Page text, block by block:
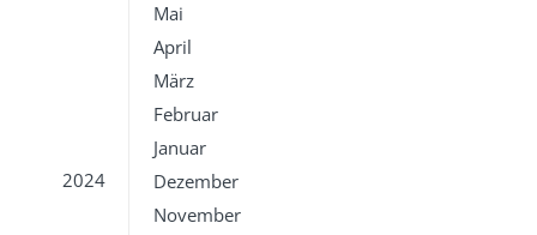
Mai
April
März
Februar
Januar
2024
Dezember
November